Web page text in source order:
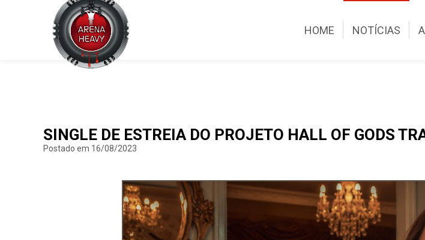
HOME NOTÍCIAS
SINGLE DE ESTREIA DO PROJETO HALL OF GODS
Postado em 16/08/2023